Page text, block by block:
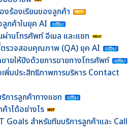
งร้องเรียนของลูกค้า
กค้าในยุค AI
ผ่านโทรศัพท์ อีเมล และแชท
ตรวจสอบคุณภาพ (QA) ยุค AI
ายให้ปังด้วยการขายทางโทรศัพท์
พิ่มประสิทธิภาพการบริหาร Contact
การลูกค้าทางแชท
าได้อย่างไร
Goals สำหรับทีมบริการลูกค้าและ Call